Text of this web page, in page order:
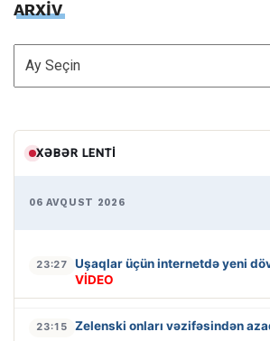
ARXİV
ARXİV
XƏBƏR LENTI
06 AVQUST 2026
23:27 Uşaqlar üçün internetdə yeni
VİDEO
23:15 Zelenski onları vəzifəsindən